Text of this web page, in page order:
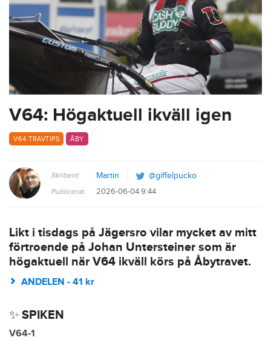
V64: Högaktuell ikväll igen
V64 TRAVTIPS ÅBY
Skribent: Martin @giffelpucko
Publicerat: 2026-06-04 9:44
Likt i tisdags på Jägersro vilar mycket av mitt
förtroende på Johan Untersteiner som är
högaktuell när V64 ikväll körs på Åbytravet.
ANDELEN - 41 kr
✨ SPIKEN
V64-1